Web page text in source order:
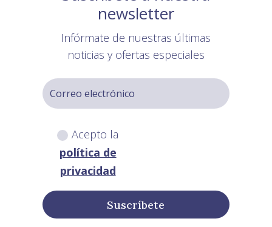
newsletter
Infórmate de nuestras últimas
noticias y ofertas especiales
Acepto la
política de
privacidad
Suscríbete